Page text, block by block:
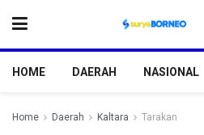
HOME DAERAH NASIONAL
Home Daerah Kaltara Tarakan